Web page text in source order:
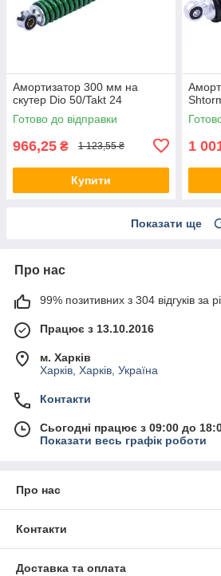
Амортизатор 300 мм на
скутер Dio 50/Takt 24
Готово до відправки
966,25 ₴ 1 123,55 ₴
Купити
1
Показати ще
Про нас
99% позитивних з 304 відгуків за
Працює з 13.10.2016
м. Харків
Харків, Харків, Україна
Контакти
Сьогодні працює з 09:00 до
Показати весь графік роботи
Про нас
Контакти
Доставка та оплата